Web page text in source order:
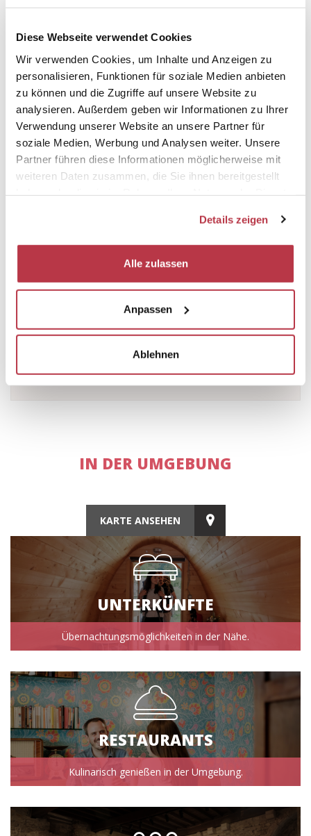
Diese Webseite verwendet Cookies
Wir verwenden Cookies, um Inhalte und Anzeigen zu
personalisieren, Funktionen für soziale Medien anbieten
zu können und die Zugriffe auf unsere Website zu
analysieren. Außerdem geben wir Informationen zu Ihrer
Verwendung unserer Website an unsere Partner für
soziale Medien, Werbung und Analysen weiter. Unsere
Partner führen diese Informationen möglicherweise mit
weiteren Daten zusammen, die Sie ihnen bereitgestellt
Details zeigen
Alle zulassen
Anpassen
Ablehnen
Öffnungszeiten
Von 17/06 Bis 30/08
Woche Vormittag
Nachmittag
Montag
08:30 - 12:30
13:00 - 17:00
Dienstag
08:30 - 12:30
13:00 - 17:00
13:00 - 17:00
Freitag
08:30 - 12:30
13:00 - 17:00
08:30 - 12:30
Sonntag
08:30 - 12:30
13:00 - 17:00
08:30 - 12:30
IN DER UMGEBUNG
KARTE ANSEHEN
UNTERKÜNFTE
Übernachtungsmöglichkeiten in der Nähe.
RESTAURANTS
Kulinarisch genießen in der Umgebung.